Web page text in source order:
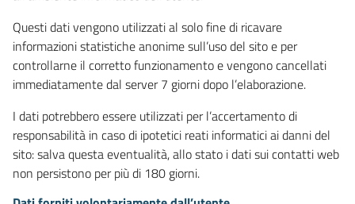
Questi dati vengono utilizzati al solo fine di ricavare
informazioni statistiche anonime sull’uso del sito e per
controllarne il corretto funzionamento e vengono cancellati
immediatamente dal server 7 giorni dopo l’elaborazione.
I dati potrebbero essere utilizzati per l’accertamento di
responsabilità in caso di ipotetici reati informatici ai danni del
sito: salva questa eventualità, allo stato i dati sui contatti web
non persistono per più di 180 giorni.